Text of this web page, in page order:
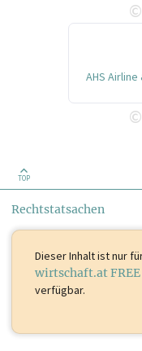
©
AHS
©
TOP
Rechtstatsachen
Dieser Inhalt istnur
wirtschaft.at FREE
verfügbar.